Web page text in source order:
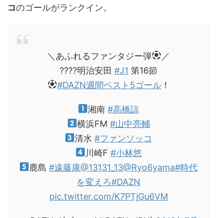
コのゴールがランクイン。
＼あふれるファンタジー弾
／
????明治安田 #J1 第16節
#DAZN週間ベスト5ゴール！
湘南#高橋諒
横浜FM #山中亮輔
清水#ファンソッコ
川崎F #小林悠
鹿島#遠藤康@13131_13@Ryo6yama#時代
を変えろ#DAZN
pic.twitter.com/K7PTjGu6VM